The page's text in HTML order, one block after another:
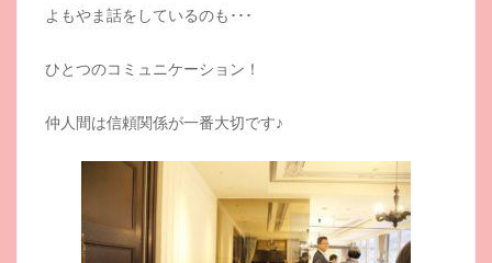
よもやま話をしているのも･･･
ひとつのコミュニケーション！
仲人間は信頼関係が一番大切です♪